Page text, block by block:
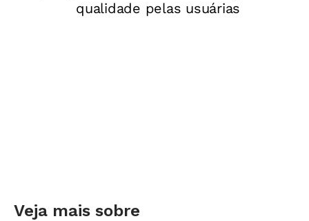
Veja mais sobre